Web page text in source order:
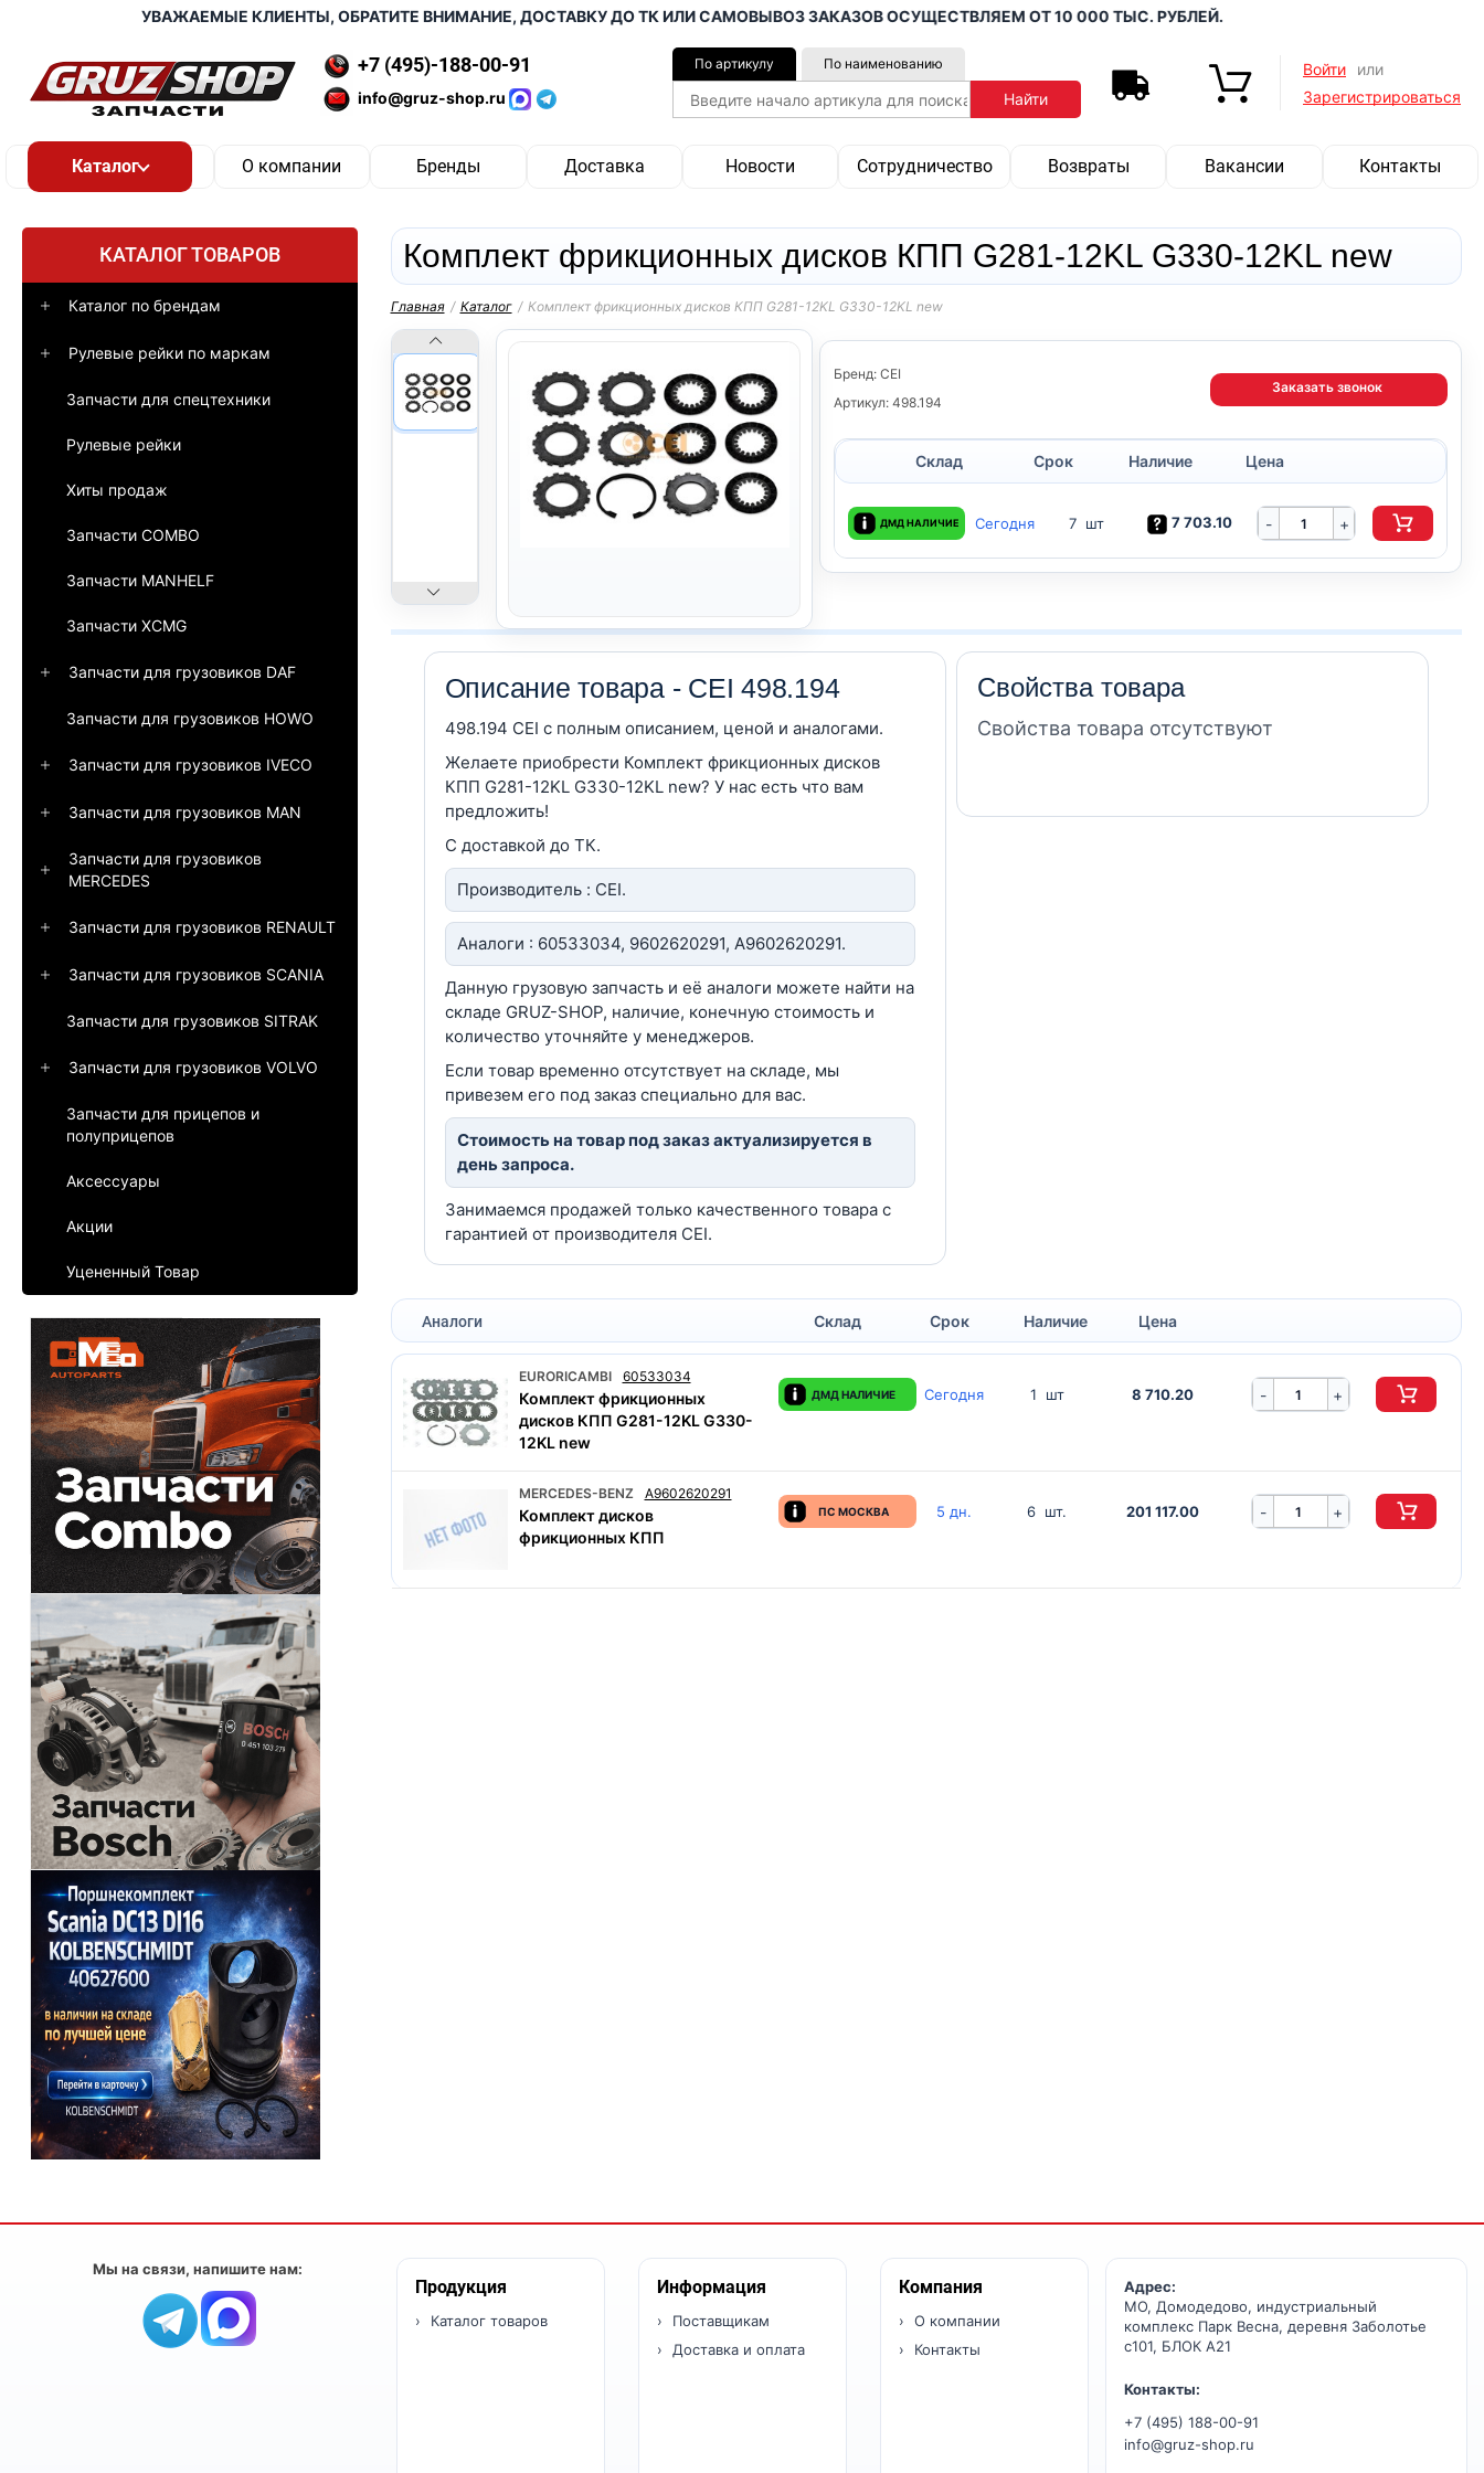
УВАЖАЕМЫЕ КЛИЕНТЫ, ОБРАТИТЕ ВНИМАНИЕ, ДОСТАВКУ ДО ТК ИЛИ САМОВЫВОЗ ЗАКАЗОВ ОСУЩЕСТВЛЯЕМ ОТ 10 000 ТЫС. РУБЛЕЙ.
+7 (495)-188-00-91
info@gruz-shop.ru
По артикулу По наименованию Войти
или
Зарегистрироваться
О компании Бренды Доставка Новости Сотрудничество Возвраты Вакансии Контакты
КАТАЛОГ ТОВАРОВ
Каталог по брендам
Рулевые рейки по маркам
Запчасти для спецтехники
Рулевые рейки
Хиты продаж
Запчасти COMBO
Запчасти MANHELF
Запчасти XCMG
Запчасти для грузовиков DAF
Запчасти для грузовиков HOWO
Запчасти для грузовиков IVECO
Запчасти для грузовиков MAN
Запчасти для грузовиков
MERCEDES
Запчасти для грузовиков RENAULT
Запчасти для грузовиков SCANIA
Запчасти для грузовиков SITRAK
Запчасти для грузовиков VOLVO
Запчасти для прицепов и
полуприцепов
Аксессуары
Акции
Уцененный Товар
Комплект фрикционных дисков КПП G281-12KL G330-12KL new
Главная / Каталог / Комплект фрикционных дисков КПП G281-12KL G330-12KL new
Бренд: CEI
Артикул: 498.194
Заказать звонок
Склад Срок Наличие Цена
ДМД НАЛИЧИЕ Сегодня 7 шт 7 703.10 - +
Описание товара - CEI 498.194
498.194 CEI c полным описанием, ценой и аналогами.
Желаете приобрести Комплект фрикционных дисков
КПП G281-12KL G330-12KL new? У нас есть что вам
предложить!
С доставкой до ТК.
Производитель : CEI.
Аналоги : 60533034, 9602620291, A9602620291.
Данную грузовую запчасть и её аналоги можете найти на
складе GRUZ-SHOP, наличие, конечную стоимость и
количество уточняйте у менеджеров.
Если товар временно отсутствует на складе, мы
привезем его под заказ специально для вас.
Стоимость на товар под заказ актуализируется в
день запроса.
Занимаемся продажей только качественного товара с
гарантией от производителя CEI.
Свойства товара
Свойства товара отсутствуют
Аналоги Склад Срок Наличие Цена
EURORICAMBI 60533034
Комплект фрикционных
дисков КПП G281-12KL G330-
12KL new
ДМД НАЛИЧИЕ Сегодня 1 шт 8 710.20 - +
MERCEDES-BENZ A9602620291
Комплект дисков
фрикционных КПП
ПС МОСКВА 5 дн. 6 шт. 201 117.00 - +
Мы на связи, напишите нам:
Продукция
Каталог товаров
Информация
Поставщикам
Доставка и оплата
Компания
О компании
Контакты
Адрес:
МО, Домодедово, индустриальный
комплекс Парк Весна, деревня Заболотье
с101, БЛОК А21
Контакты:
+7 (495) 188-00-91
info@gruz-shop.ru